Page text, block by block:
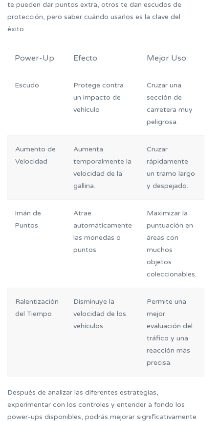
te pueden dar puntos extra, otros te dan escudos de
protección, pero saber cuándo usarlos es la clave del
éxito.
Power-Up Efecto Mejor Uso
Escudo
Protege contra
un impacto de
vehículo
Cruzar una
sección de
carretera muy
peligrosa.
Aumento de
Velocidad
Aumenta
temporalmente la
velocidad de la
gallina.
Cruzar
rápidamente
un tramo largo
y despejado.
Imán de
Puntos
Atrae
automáticamente
las monedas o
puntos.
Maximizar la
puntuación en
áreas con
muchos
objetos
coleccionables.
Ralentización
del Tiempo
Disminuye la
velocidad de los
vehículos.
Permite una
mejor
evaluación del
tráfico y una
reacción más
precisa.
Después de analizar las diferentes estrategias,
experimentar con los controles y entender a fondo los
power-ups disponibles, podrás mejorar significativamente